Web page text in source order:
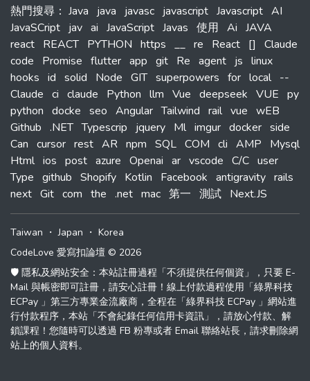
熱門搜尋 ： Java java javasc javascript Javascript AI
JavaSCript jav ai JavaScript Javas 使用 Ai JAVA
react REACT PYTHON https __ re React []
Claude
code
Promise flutter app git Re agent js linux
hooks id solid Node GIT superpowers for local --
Claude ci claude Python llm Vue deepseek VUE py
python docke seo Angular Tailwind rail vue wEB
Github .NET Typescrip jquery Ml imgur docker side
Can cursor rest AR npm SQL COM cli AMP
Mysql
Html ios post azure Openai ar vscode C/C user
Type github Shopify Kotlin Facebook antigravity rails
next Git com the .net mac 第一 測試 Next.JS
Taiwan ・Japan ・ Korea
CodeLove 愛寫扣論壇 © 2026
🛡️ 隱私及網站安全：本站註冊過程「不須提供任何個資」，只要 E-
Mail 與帳密即可註冊，請安心註冊！線上付款過程使用「綠界科技
ECPay 」第三方專業金流廠商，全程在「綠界科技 ECPay 」網站進
行付款程序，本站「不會紀錄任何信用卡資訊」，請放心付款、解
鎖課程！您隨時可以透過 FB 粉專或者 Email 聯絡站長，請求刪除網
站上的個人資料。